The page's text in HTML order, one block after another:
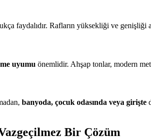
faydalıdır. Rafların yüksekliği ve
uyumu önemlidir. Ahşap tonlar, modern
banyoda, çocuk odasında veya girişte
Bir Çözüm